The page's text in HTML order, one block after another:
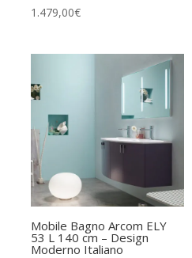
1.479,00€
Mobile Bagno Arcom ELY
53 L 140 cm – Design
Moderno Italiano